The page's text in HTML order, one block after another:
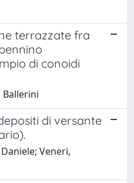
terrazzate fra
di conoidi
Ballerini
di versante
Veneri,